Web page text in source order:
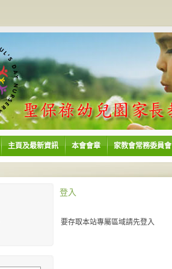
主頁及最新資訊 本會會章 家教會常務委員會
登入
要存取本站專屬區域請先登入